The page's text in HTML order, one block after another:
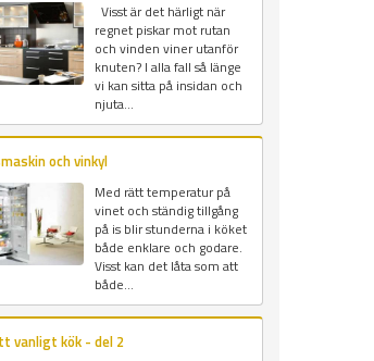
Visst är det härligt när
regnet piskar mot rutan
och vinden viner utanför
knuten? I alla fall så länge
vi kan sitta på insidan och
njuta...
och vinkyl
Med rätt temperatur på
vinet och ständig tillgång
på is blir stunderna i köket
både enklare och godare.
Visst kan det låta som att
både...
vanligt kök - del 2